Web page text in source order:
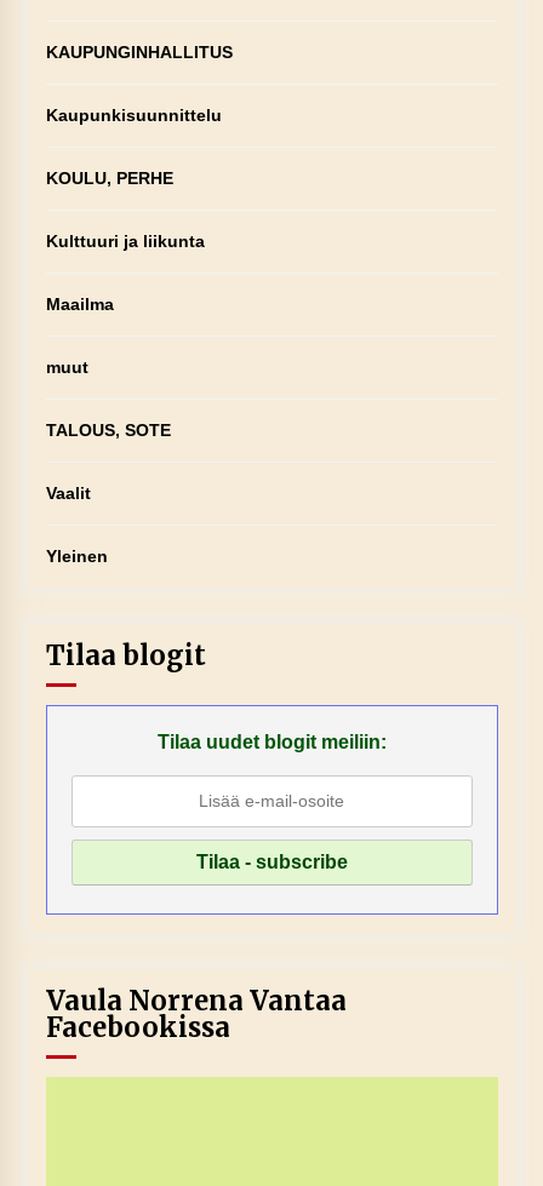
KAUPUNGINHALLITUS
Kaupunkisuunnittelu
KOULU, PERHE
Kulttuuri ja liikunta
Maailma
muut
TALOUS, SOTE
Vaalit
Yleinen
Tilaa blogit
Tilaa uudet blogit meiliin:
Vaula Norrena Vantaa
Facebookissa